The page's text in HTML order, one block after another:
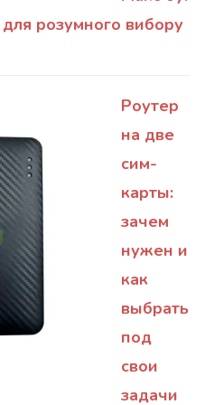
для розумного вибору
Роутер
на две
сим-
карты:
зачем
нужен и
как
выбрать
под
свои
задачи